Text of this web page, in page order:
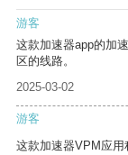
游客
这款加速器app的加
区的线路。
2025-03-02
游客
这款加速器VPM应用